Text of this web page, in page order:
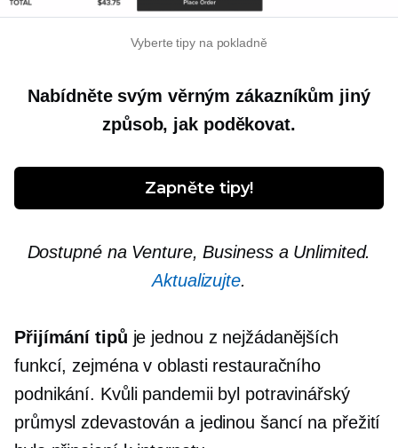
Vyberte tipy na pokladně
Nabídněte svým věrným zákazníkům jiný
způsob, jak poděkovat.
Zapněte tipy!
Dostupné na Venture, Business a Unlimited.
Aktualizujte.
Přijímání tipů je jednou z nejžádanějších
funkcí, zejména v oblasti restauračního
podnikání. Kvůli pandemii byl potravinářský
průmysl zdevastován a jedinou šancí na přežití